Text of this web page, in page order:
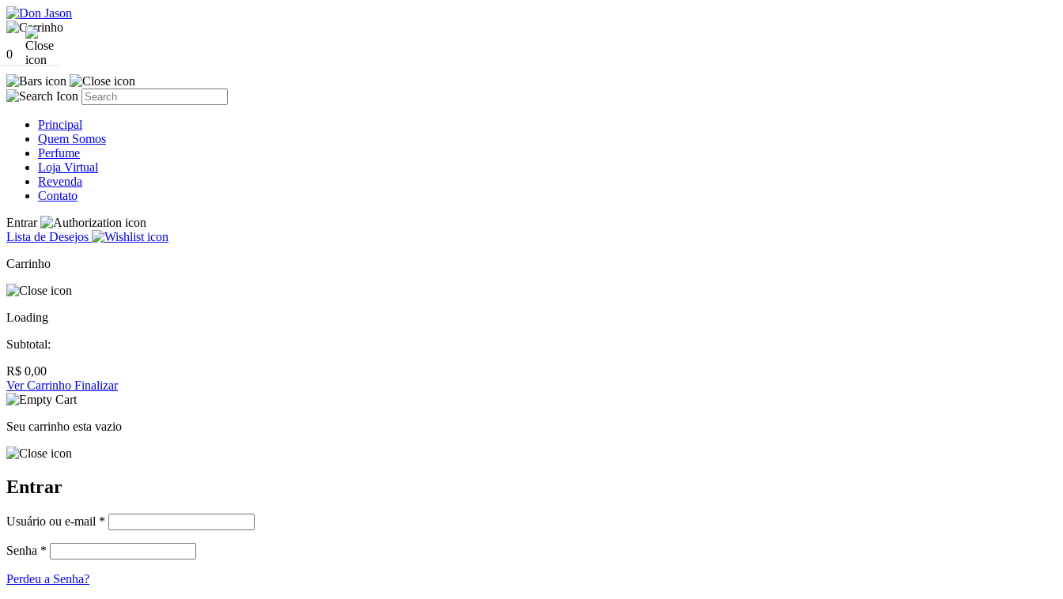
0
Principal
Quem Somos
Perfume
Loja Virtual
Revenda
Contato
Entrar
Lista de Desejos
Carrinho
Loading
Subtotal:
R$ 0,00
Ver Carrinho Finalizar
Seu carrinho esta vazio
Entrar
Usuário ou e-mail *
Senha *
Perdeu a Senha?